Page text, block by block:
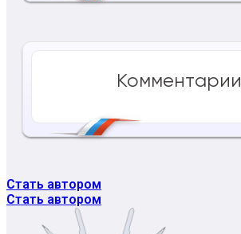
Комментарии
Стать автором
Стать автором